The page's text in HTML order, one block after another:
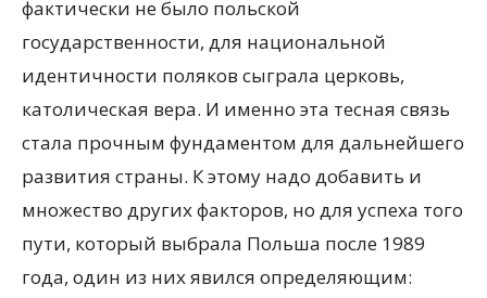
фактически не было польской
государственности, для национальной
идентичности поляков сыграла церковь,
католическая вера. И именно эта тесная связь
стала прочным фундаментом для дальнейшего
развития страны. К этому надо добавить и
множество других факторов, но для успеха того
пути, который выбрала Польша после 1989
года, один из них явился определяющим: